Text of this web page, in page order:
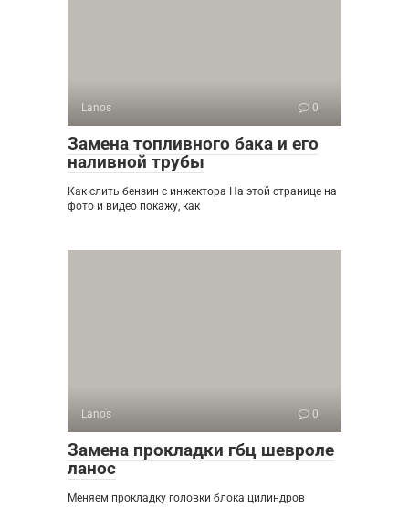
Lanos 0
Замена топливного бака и его
наливной трубы
Как слить бензин с инжектора На этой странице на
фото и видео покажу, как
Lanos 0
Замена прокладки гбц шевроле
ланос
Меняем прокладку головки блока цилиндров